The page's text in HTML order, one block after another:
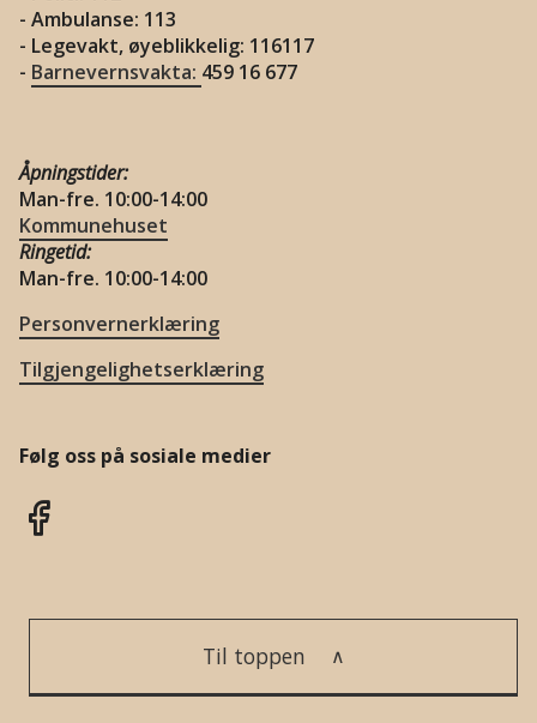
- Ambulanse: 113
- Legevakt, øyeblikkelig: 116117
- Barnevernsvakta: 459 16 677
Åpningstider:
Man-fre. 10:00-14:00
Kommunehuset
Ringetid:
Man-fre. 10:00-14:00
Personvernerklæring
Tilgjengelighetserklæring
Følg oss på sosiale medier
Til toppen